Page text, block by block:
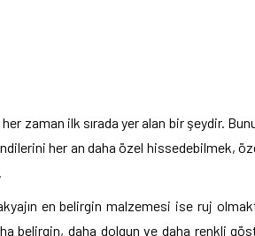
zaman ilk sırada yer alan bir şeydir.
her an daha özel hissedebilmek,
en belirgin malzemesi ise ruj
belirgin, daha dolgun ve daha renkli